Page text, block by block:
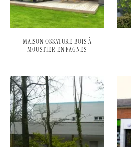
MAISON OSSATURE BOIS À
MOUSTIER EN FAGNES